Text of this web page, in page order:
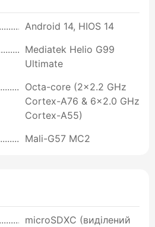
Android 14, HIOS 14
Mediatek Helio G99
Ultimate
Octa-core (2x2.2 GHz
Cortex-A76 & 6x2.0 GHz
Cortex-A55)
Mali-G57 MC2
microSDXC (виділений